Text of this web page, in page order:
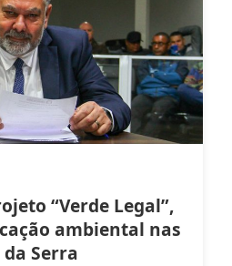
“Verde Legal”,
ambiental nas
Serra